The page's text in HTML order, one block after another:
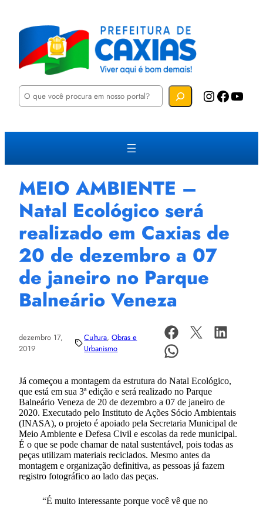
P
u
a
Instagram Facebook YouTube
MEIO AMBIENTE –
Natal Ecológico será
realizado em Caxias de
20 de dezembro a 07
de janeiro no Parque
Balneário Veneza
dezembro 17,
2019
Cultura, Obras e
Urbanismo
Já começou a montagem da estrutura do Natal Ecológico,
que está em sua 3ª edição e será realizado no Parque
Balneário Veneza de 20 de dezembro a 07 de janeiro de
2020. Executado pelo Instituto de Ações Sócio Ambientais
(INASA), o projeto é apoiado pela Secretaria Municipal de
Meio Ambiente e Defesa Civil e escolas da rede municipal.
É o que se pode chamar de natal sustentável, pois todas as
peças utilizam materiais reciclados. Mesmo antes da
montagem e organização definitiva, as pessoas já fazem
registro fotográfico ao lado das peças.
“É muito interessante porque você vê que no